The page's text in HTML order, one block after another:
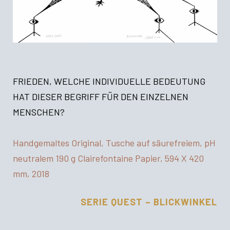
FRIEDEN, WELCHE INDIVIDUELLE BEDEUTUNG
HAT DIESER BEGRIFF FÜR DEN EINZELNEN
MENSCHEN?
Handgemaltes Original, Tusche auf säurefreiem, pH
neutralem 190 g Clairefontaine Papier, 594 X 420
mm, 2018
SERIE QUEST – BLICKWINKEL